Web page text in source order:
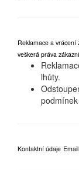
Reklamace a vrácení
veškerá práva
lhůty.
Kontaktní údaje Email: